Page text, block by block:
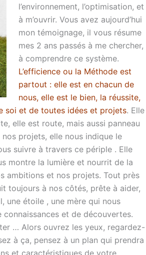
l’environnement, l’optimisation, et
à m’ouvrir. Vous avez aujourd’hui
mon témoignage, il vous résume
mes 2 ans passés à me chercher,
à comprendre ce système.
L’efficience ou la Méthode est
partout : elle est en chacun de
nous, elle est le bien, la réussite,
soi et de toutes idées et projets. Elle
elle est route, mais aussi panneau
projets, elle nous indique le
suivre à travers ce périple . Elle
montre la lumière et nourrit de la
ambitions et nos projets. Tout près
toujours à nos côtés, prête à aider,
une étoile , une mère qui nous
connaissances et de découvertes.
… Alors ouvrez les yeux, regardez-
à ça, pensez à un plan qui prendra
et caractéristiques de votre